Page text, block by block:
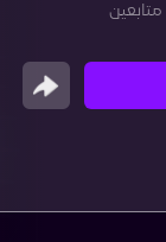
متابعين